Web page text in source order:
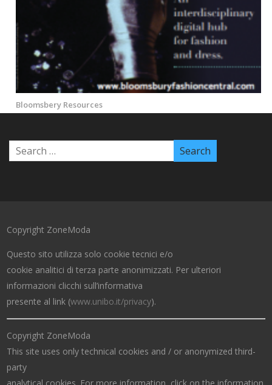
Bloomsbery Resources
Copyright ZoneModa
Questo sito utilizza solo cookie tecnici e/o
cookie analitici di terza parte anonimizzati. Per ulteriori
informazioni clicchi sull’informativa
presente al link (www.unibo.it/privacy).
Copyright ZoneModa
This site uses only technical cookies and / or anonymized third-
party